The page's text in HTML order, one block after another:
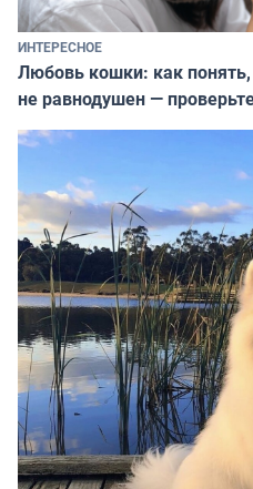
ИНТЕРЕСНОЕ
Любовь кошки: как
не равнодушен —